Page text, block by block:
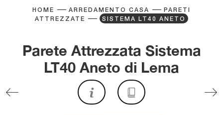
HOME ARREDAMENTO CASA
PARETI
ATTREZZATE
SISTEMA LT40 ANETO
Parete Attrezzata Sistema
LT40 Aneto di Lema